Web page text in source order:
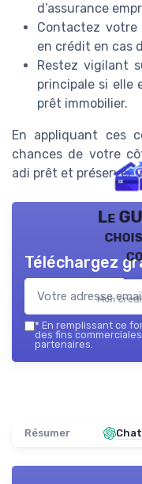
d’assurance
Contactez votre
en crédit en cas
Restez vigilant
principale si elle
prêt immobilier.
En appliquant ces
chances de votre
adi prêt et préserver
Le
Mon
Téléchargez
* En remplissant ce
des fins
partenaires.
Résumer